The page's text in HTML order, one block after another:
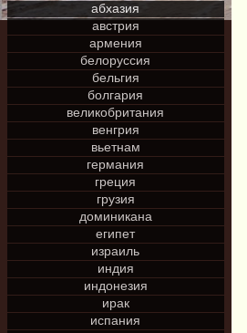
абхазия
австрия
армения
белоруссия
бельгия
болгария
великобритания
венгрия
вьетнам
германия
греция
грузия
доминикана
египет
израиль
индия
индонезия
ирак
испания